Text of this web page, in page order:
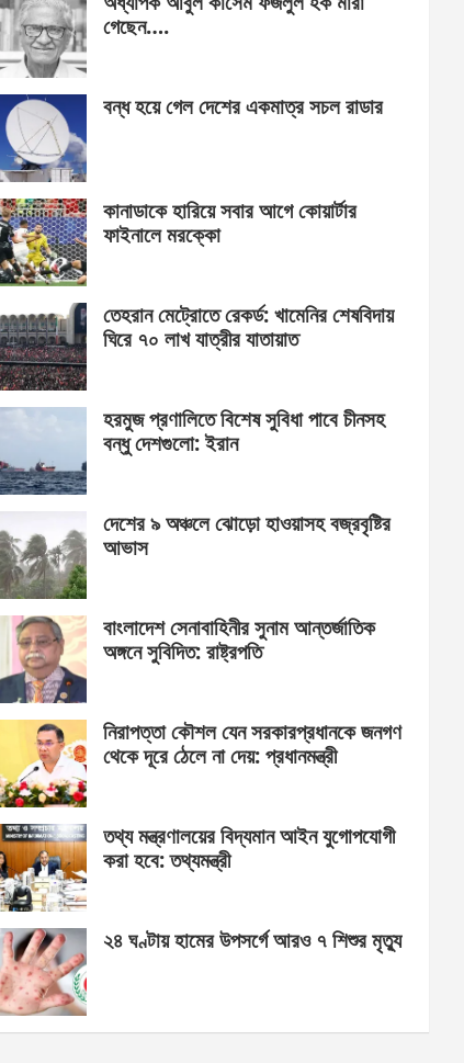
গেছেন….
বন্ধ হয়ে গেল দেশের একমাত্র সচল রাডার
কানাডাকে হারিয়ে সবার আগে কোয়ার্টার
ফাইনালে মরক্কো
তেহরান মেট্রোতে রেকর্ড: খামেনির শেষবিদায়
ঘিরে ৭০ লাখ যাত্রীর যাতায়াত
হরমুজ প্রণালিতে বিশেষ সুবিধা পাবে চীনসহ
বন্ধু দেশগুলো: ইরান
দেশের ৯ অঞ্চলে ঝোড়ো হাওয়াসহ বজ্রবৃষ্টির
আভাস
বাংলাদেশ সেনাবাহিনীর সুনাম আন্তর্জাতিক
অঙ্গনে সুবিদিত: রাষ্ট্রপতি
নিরাপত্তা কৌশল যেন সরকারপ্রধানকে জনগণ
থেকে দূরে ঠেলে না দেয়: প্রধানমন্ত্রী
তথ্য মন্ত্রণালয়ের বিদ্যমান আইন যুগোপযোগী
করা হবে: তথ্যমন্ত্রী
২৪ ঘণ্টায় হামের উপসর্গে আরও ৭ শিশুর মৃত্যু